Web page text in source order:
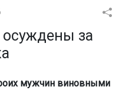
за
мужчин виновными